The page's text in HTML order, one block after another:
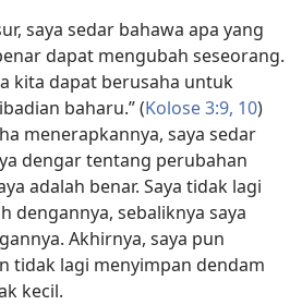
saya sedar bahawa apa yang
dapat mengubah seseorang.
kita dapat berusaha untuk
baharu.” (Kolose 3:​9, 10)
menerapkannya, saya sedar
dengar tentang perubahan
adalah benar. Saya tidak lagi
dengannya, sebaliknya saya
Akhirnya, saya pun
tidak lagi menyimpan dendam
kecil.